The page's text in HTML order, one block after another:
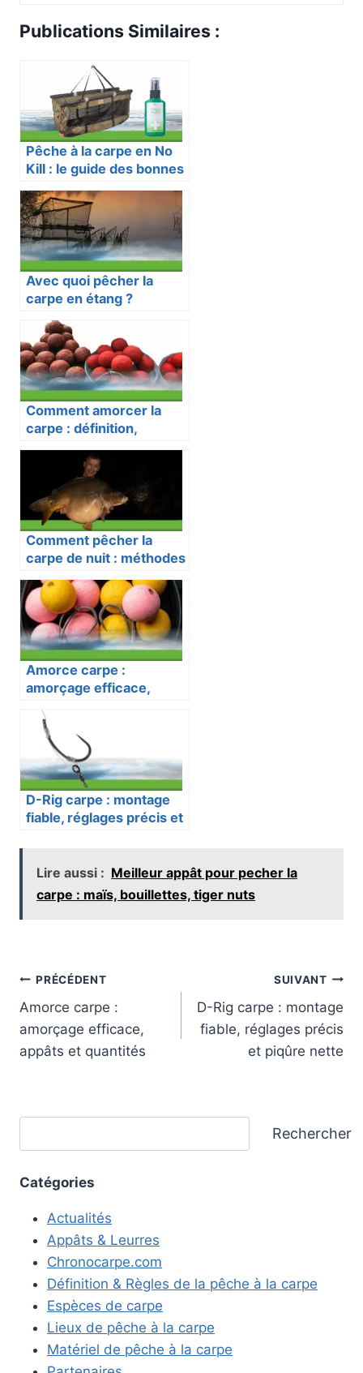
Publications Similaires :
Pêche à la carpe en No
Kill : le guide des bonnes
pratiques
Avec quoi pêcher la
carpe en étang ?
Comment amorcer la
carpe : définition,
techniques et stratégies.
Comment pêcher la
carpe de nuit : méthodes
simples et repères
essentiels
Amorce carpe :
amorçage efficace,
appâts et quantités
D-Rig carpe : montage
fiable, réglages précis et
Lire aussi : Meilleur appât pour pecher la
carpe : maïs, bouillettes, tiger nuts
Navigation
de
l’article
PRÉCÉDENT
Amorce carpe :
amorçage efficace,
appâts et quantités
SUIVANT
D-Rig carpe : montage
fiable, réglages précis
et piqûre nette
Rechercher
Catégories
Actualités
Appâts & Leurres
Chronocarpe.com
Définition & Règles de la pêche à la carpe
Espèces de carpe
Lieux de pêche à la carpe
Matériel de pêche à la carpe